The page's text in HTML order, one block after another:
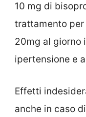
10 mg di
trattamento
20mg al giorno
ipertensione e
Effetti
anche in caso